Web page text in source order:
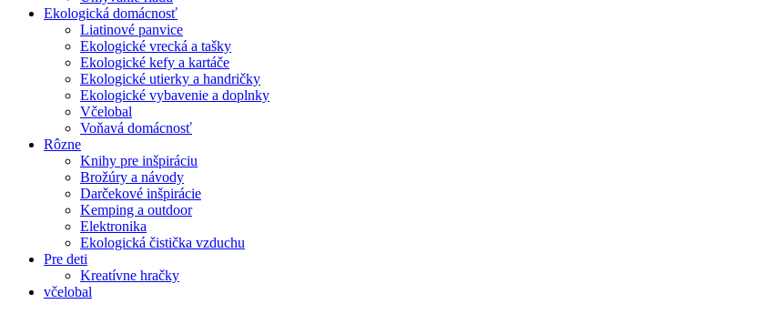
Ekologická domácnosť
Liatinové panvice
Ekologické vrecká a tašky
Ekologické kefy a kartáče
Ekologické utierky a handričky
Ekologické vybavenie a doplnky
Včelobal
Voňavá domácnosť
Rôzne
Knihy pre inšpiráciu
Brožúry a návody
Darčekové inšpirácie
Kemping a outdoor
Elektronika
Ekologická čistička vzduchu
Pre deti
Kreatívne hračky
včelobal